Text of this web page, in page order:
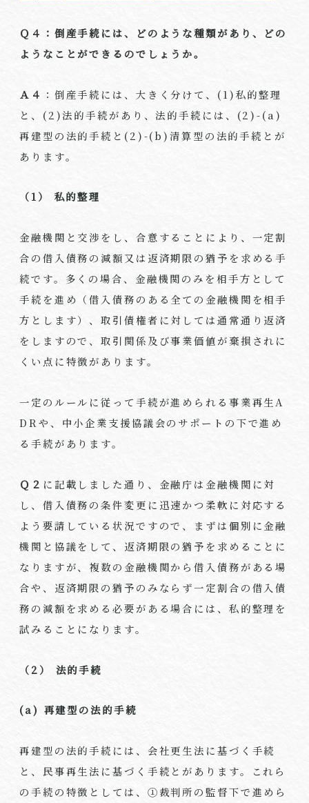
Ｑ４：倒産手続には、どのような種類があり、どの
ようなことができるのでしょうか。
Ａ４ ：倒産手続には、大きく分けて、(1)私的整理
と、(2)法的手続があり、法的手続には、(2)-(a)
再建型の法的手続と(2)-(b)清算型の法的手続とが
あります。
（1） 私的整理
金融機関と交渉をし、合意することにより、一定割
合の借入債務の減額又は返済期限の猶予を求める手
続です。多くの場合、金融機関のみを相手方として
手続を進め（借入債務のある全ての金融機関を相手
方とします）、取引債権者に対しては通常通り返済
をしますので、取引関係及び事業価値が棄損されに
くい点に特徴があります。
一定のルールに従って手続が進められる事業再生A
DRや、中小企業支援協議会のサポートの下で進め
る手続があります。
Ｑ２ に記載しました通り、金融庁は金融機関に対
し、借入債務の条件変更に迅速かつ柔軟に対応する
よう要請している状況ですので、まずは個別に金融
機関と協議をして、返済期限の猶予を求めることに
なりますが、複数の金融機関から借入債務がある場
合や、返済期限の猶予のみならず一定割合の借入債
務の減額を求める必要がある場合には、私的整理を
試みることになります。
（2） 法的手続
(a) 再建型の法的手続
再建型の法的手続には、会社更生法に基づく手続
と、民事再生法に基づく手続とがあります。これら
の手続の特徴としては、①裁判所の監督下で進めら